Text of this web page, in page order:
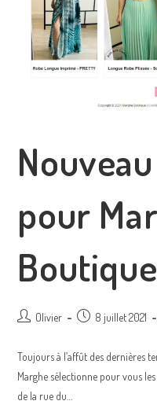
pour
Boutique
Olivier 8 juillet 2021
Toujours à l’affût des dernières
Marghe sélectionne pour vous
de la rue du…